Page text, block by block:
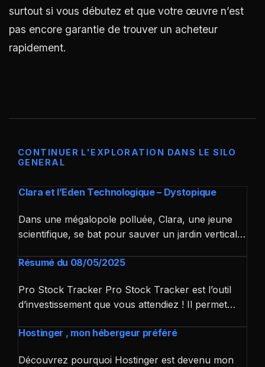
surtout si vous débutez et que votre œuvre n’est
pas encore garantie de trouver un acheteur
rapidement.
CONTINUER L'EXPLORATION DANS LE SILO
GENERAL
Clara et l’Eden Technologique – Dystopique
Dans une mégalopole polluée, Clara, une jeune
scientifique, se bat pour sauver un jardin vertical…
Résumé du 08/05/2025
Pro Stock Tracker Pro Stock Tracker est l’outil
d’investissement que vous attendiez ! Il permet…
Hostinger , mon hébergeur préféré
Découvrez pourquoi Hostinger est devenu mon